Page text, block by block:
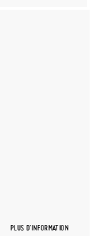
PLUS D'INFORMATION